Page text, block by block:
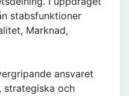
stabsfunktioner
Marknad,
ansvaret
strategiska och